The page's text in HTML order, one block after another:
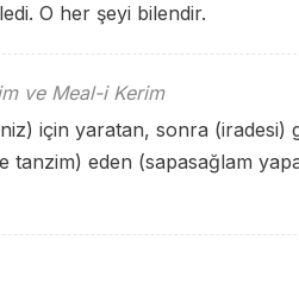
O her şeyi bilendir.
ve Meal-i Kerim
için yaratan, sonra (iradesi)
tanzim) eden (sapasağlam